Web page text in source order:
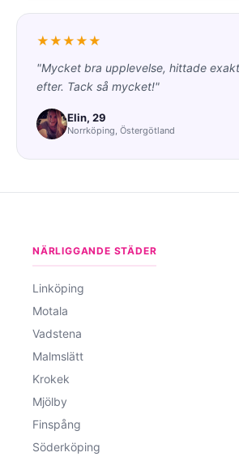
★★★★★
"Mycket bra upplevelse, hittade
efter. Tack så mycket!"
Elin, 29
Norrköping, Östergötland
NÄRLIGGANDE STÄDER
Linköping
Motala
Vadstena
Malmslätt
Krokek
Mjölby
Finspång
Söderköping